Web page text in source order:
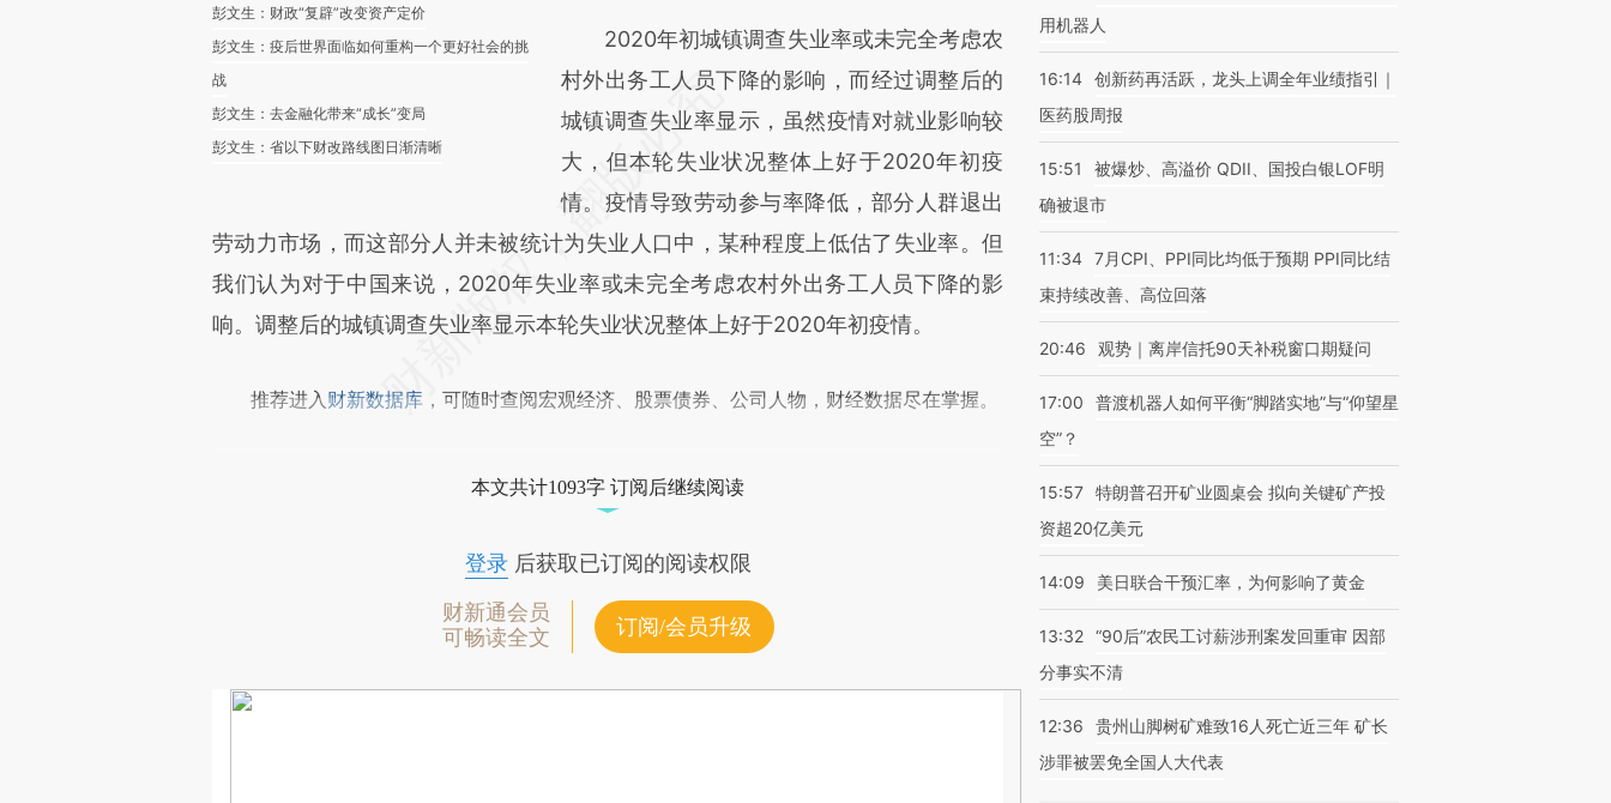
彭文生：财政“复辟”改变资产定价
彭文生：疫后世界面临如何重构一个更好社会的挑
战
彭文生：去金融化带来“成长”变局
彭文生：省以下财改路线图日渐清晰
2020年初城镇调查失业率或未完全考虑农
村外出务工人员下降的影响，而经过调整后的
城镇调查失业率显示，虽然疫情对就业影响较
大，但本轮失业状况整体上好于2020年初疫
情。疫情导致劳动参与率降低，部分人群退出
劳动力市场，而这部分人并未被统计为失业人口中，某种程度上低估了失业率。但
我们认为对于中国来说，2020年失业率或未完全考虑农村外出务工人员下降的影
响。调整后的城镇调查失业率显示本轮失业状况整体上好于2020年初疫情。
推荐进入 财新数据库 ，可随时查阅宏观经济、股票债券、公司人物，财经数据尽在掌握。
本文共计1093字 订阅后继续阅读
登录后获取已订阅的阅读权限
财新通会员
可畅读全文
订阅/会员升级
用机器人
16:14 创新药再活跃，龙头上调全年业绩指引｜
医药股周报
15:51
被爆炒、高溢价 QDII、国投白银LOF明
确被退市
11:34 7月CPI、PPI同比均低于预期 PPI同比结
束持续改善、高位回落
20:46 观势｜离岸信托90天补税窗口期疑问
17:00
普渡机器人如何平衡“脚踏实地”与“仰望星
空”？
15:57 特朗普召开矿业圆桌会 拟向关键矿产投
资超20亿美元
14:09 美日联合干预汇率，为何影响了黄金
13:32 “90后”农民工讨薪涉刑案发回重审 因部
分事实不清
12:36
贵州山脚树矿难致16人死亡近三年 矿长
涉罪被罢免全国人大代表